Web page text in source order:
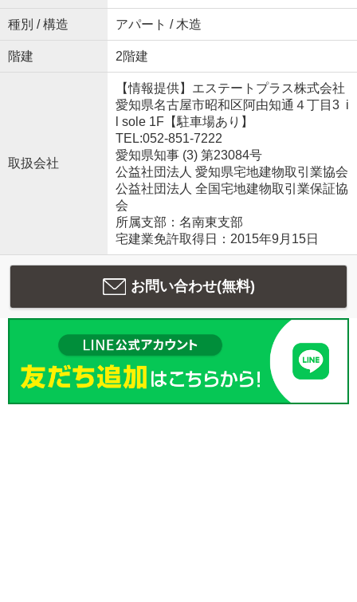
種別 / 構造 アパート / 木造
階建 2階建
取扱会社
【情報提供】エステートプラス株式会社
愛知県名古屋市昭和区阿由知通４丁目3 i
l sole 1F【駐車場あり】
TEL:052-851-7222
愛知県知事 (3) 第23084号
公益社団法人 愛知県宅地建物取引業協会
公益社団法人 全国宅地建物取引業保証協
会
所属支部：名南東支部
宅建業免許取得日：2015年9月15日
お問い合わせ(無料)